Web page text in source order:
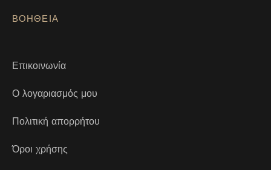
ΒΟΗΘΕΙΑ
Επικοινωνία
Ο λογαριασμός μου
Πολιτική απορρήτου
Όροι χρήσης